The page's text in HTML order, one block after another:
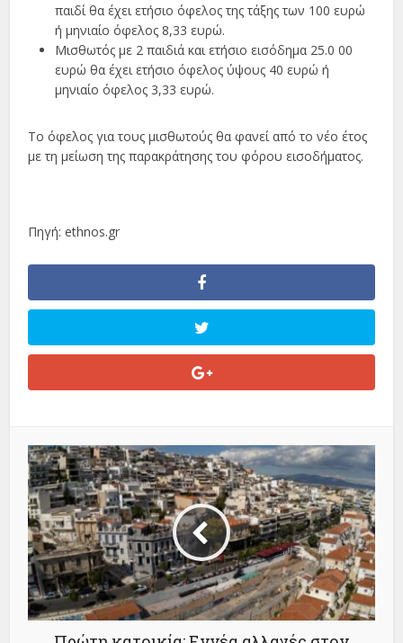
παιδί θα έχει ετήσιο όφελος της τάξης των 100 ευρώ
ή µηνιαίο όφελος 8,33 ευρώ.
Μισθωτός µε 2 παιδιά και ετήσιο εισόδηµα 25.0 00
ευρώ θα έχει ετήσιο όφελος ύψους 40 ευρώ ή
µηνιαίο όφελος 3,33 ευρώ.
Το όφελος για τους µισθωτούς θα φανεί από το νέο έτος
µε τη µείωση της παρακράτησης του φόρου εισοδήµατος.
Πηγή: ethnos.gr